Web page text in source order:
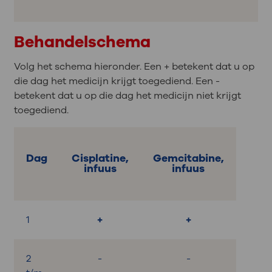
Behandelschema
Volg het schema hieronder. Een + betekent dat u op
die dag het medicijn krijgt toegediend. Een -
betekent dat u op die dag het medicijn niet krijgt
toegediend.
Dag Cisplatine,
infuus
Gemcitabine,
infuus
1 + +
2
- -